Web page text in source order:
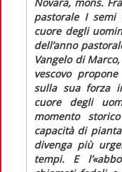
pastorale I semi
cuore degli
dell’anno
Vangelo di
vescovo
sulla sua forza
cuore degli
momento
capacità di
divenga più
tempi. E